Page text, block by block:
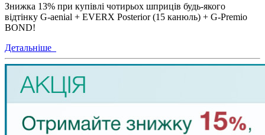
Знижка 13% при купівлі чотирьох шприців будь-якого
відтінку G-aenial + EVERX Posterior (15 канюль) + G-Premio
BOND!
Детальніше